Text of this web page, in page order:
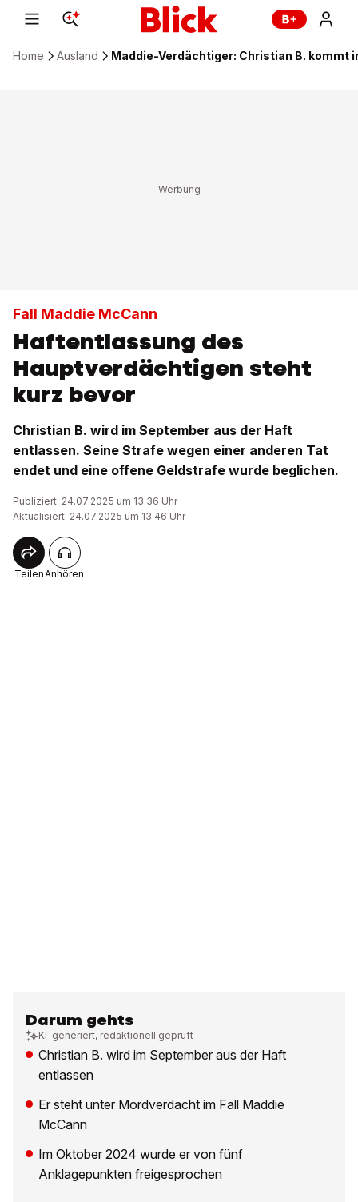
Home Ausland Maddie-Verdächtiger: Christian B. kommt
Fall Maddie McCann
Haftentlassung des
Hauptverdächtigen steht
kurz bevor
Christian B. wird im September aus der Haft
entlassen. Seine Strafe wegen einer anderen Tat
endet und eine offene Geldstrafe wurde beglichen.
Publiziert: 24.07.2025 um 13:36 Uhr
Aktualisiert: 24.07.2025 um 13:46 Uhr
TeilenAnhören
Darum gehts
KI-generiert, redaktionell geprüft
Christian B. wird im September aus der Haft
entlassen
Er steht unter Mordverdacht im Fall Maddie
McCann
Im Oktober 2024 wurde er von fünf
Anklagepunkten freigesprochen